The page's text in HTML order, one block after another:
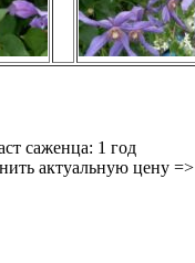
саженца: 1 год
актуальную цену =>